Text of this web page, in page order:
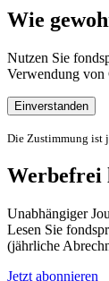
Wie
Nutzen Sie
Verwendung von
Einverstanden
Die Zustimmung ist
Werbefrei
Unabhängiger
Lesen Sie
(jährliche
Jetzt abonnieren